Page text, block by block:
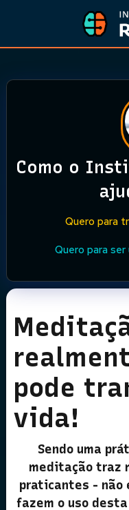
Como o
Quero para
Quero para
pode
vida!
Sendo uma
meditação traz
praticantes - não
fazem o uso